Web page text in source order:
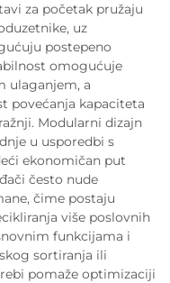
za početak pružaju
uz
postepeno
omogućuje
ulaganjem, a
povećanja kapaciteta
Modularni dizajn
u usporedbi s
ekonomičan put
često nude
čime postaju
više poslovnih
funkcijama i
sortiranja ili
pomaže optimizaciji